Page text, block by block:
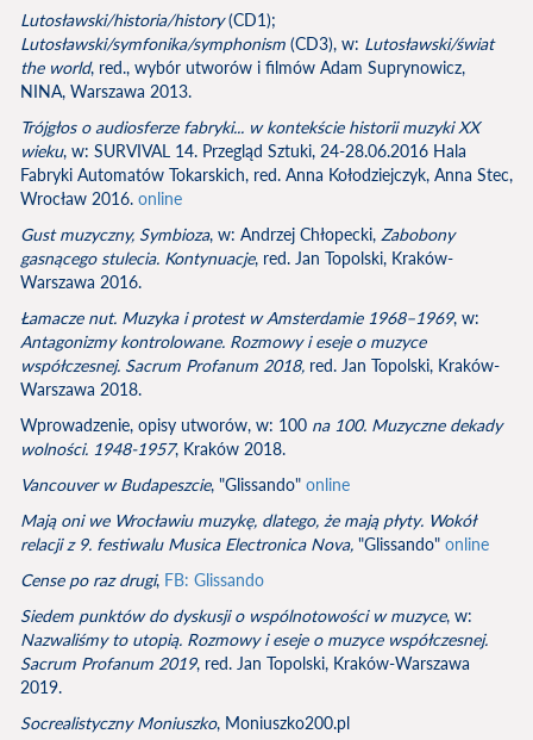
Lutosławski/historia/history(CD1);
Lutosławski/symfonika/symphonism (CD3), w: Lutosławski/świat
the world, red., wybór utworów i filmów Adam Suprynowicz,
NINA, Warszawa 2013.
Trójgłos o audiosferze fabryki... w kontekście historii muzyki XX
wieku, w: SURVIVAL 14. Przegląd Sztuki, 24-28.06.2016 Hala
Fabryki Automatów Tokarskich, red. Anna Kołodziejczyk, Anna Stec,
Wrocław 2016. online
Gust muzyczny, Symbioza, w: Andrzej Chłopecki, Zabobony
gasnącego stulecia. Kontynuacje, red. Jan Topolski, Kraków-
Warszawa 2016.
Łamacze nut. Muzyka i protest w Amsterdamie 1968–1969, w:
Antagonizmy kontrolowane. Rozmowy i eseje o muzyce
współczesnej. Sacrum Profanum 2018, red. Jan Topolski, Kraków-
Warszawa 2018.
Wprowadzenie, opisy utworów, w: 100 na 100. Muzyczne dekady
wolności. 1948-1957, Kraków 2018.
Vancouver w Budapeszcie, "Glissando" online
Mają oni we Wrocławiu muzykę, dlatego, że mają płyty. Wokół
relacji z 9. festiwalu Musica Electronica Nova, "Glissando" online
Cense po raz drugi, FB: Glissando
Siedem punktów do dyskusji o wspólnotowości w muzyce, w:
Nazwaliśmy to utopią. Rozmowy i eseje o muzyce współczesnej.
Sacrum Profanum 2019, red. Jan Topolski, Kraków-Warszawa
2019.
Socrealistyczny Moniuszko, Moniuszko200.pl